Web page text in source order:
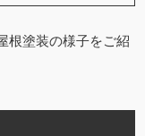
根塗装の様子をご紹